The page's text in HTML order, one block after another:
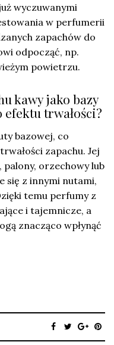
wyczuwanymi
w perfumerii
zapachów do
odpocząć, np.
powietrzu.
kawy jako bazy
trwałości?
bazowej, co
zapachu. Jej
palony, orzechowy lub
się z innymi nutami,
temu perfumy z
i tajemnicze, a
znacząco wpłynąć